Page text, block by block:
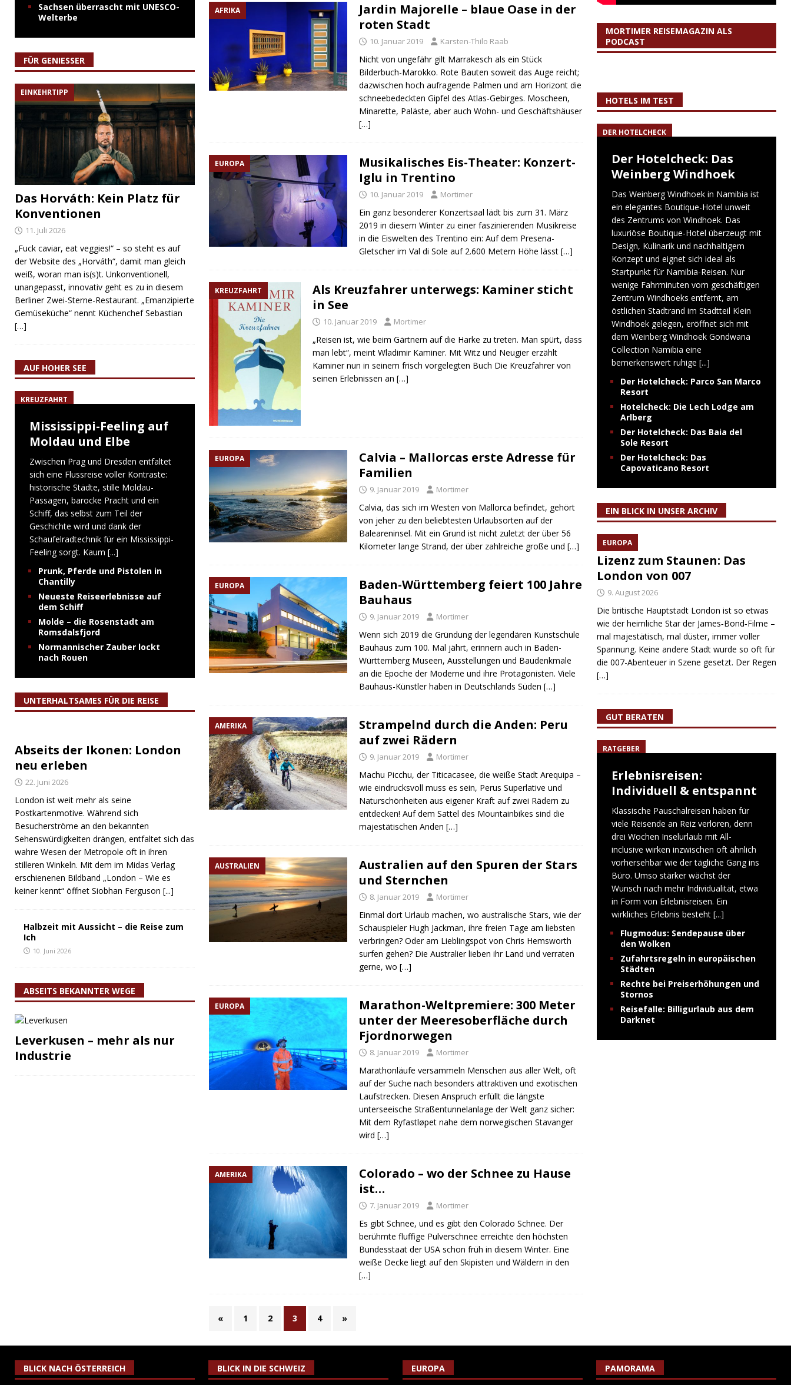
AFRIKA
Jardin Majorelle – blaue Oase in der
roten Stadt
10. Januar 2019 Karsten-Thilo Raab
Nicht von ungefähr gilt Marrakesch als ein Stück
Bilderbuch-Marokko. Rote Bauten soweit das Auge reicht;
dazwischen hoch aufragende Palmen und am Horizont die
schneebedeckten Gipfel des Atlas-Gebirges. Moscheen,
Minarette, Paläste, aber auch Wohn- und Geschäftshäuser
[…]
EUROPA
Musikalisches Eis-Theater: Konzert-
Iglu in Trentino
10. Januar 2019 Mortimer
Ein ganz besonderer Konzertsaal lädt bis zum 31. März
2019 in diesem Winter zu einer faszinierenden Musikreise
in die Eiswelten des Trentino ein: Auf dem Presena-
Gletscher im Val di Sole auf 2.600 Metern Höhe lässt […]
KREUZFAHRT
Als Kreuzfahrer unterwegs: Kaminer sticht
in See
10. Januar 2019 Mortimer
„Reisen ist, wie beim Gärtnern auf die Harke zu treten. Man spürt, dass
man lebt“, meint Wladimir Kaminer. Mit Witz und Neugier erzählt
Kaminer nun in seinem frisch vorgelegten Buch Die Kreuzfahrer von
seinen Erlebnissen an […]
EUROPA
Calvia – Mallorcas erste Adresse für
Familien
9. Januar 2019 Mortimer
Calvia, das sich im Westen von Mallorca befindet, gehört
von jeher zu den beliebtesten Urlaubsorten auf der
Baleareninsel. Mit ein Grund ist nicht zuletzt der über 56
Kilometer lange Strand, der über zahlreiche große und […]
EUROPA
Baden-Württemberg feiert 100 Jahre
Bauhaus
9. Januar 2019 Mortimer
Wenn sich 2019 die Gründung der legendären Kunstschule
Bauhaus zum 100. Mal jährt, erinnern auch in Baden-
Württemberg Museen, Ausstellungen und Baudenkmale
an die Epoche der Moderne und ihre Protagonisten. Viele
Bauhaus-Künstler haben in Deutschlands Süden […]
AMERIKA
Strampelnd durch die Anden: Peru
auf zwei Rädern
9. Januar 2019 Mortimer
Machu Picchu, der Titicacasee, die weiße Stadt Arequipa –
wie eindrucksvoll muss es sein, Perus Superlative und
Naturschönheiten aus eigener Kraft auf zwei Rädern zu
entdecken! Auf dem Sattel des Mountainbikes sind die
majestätischen Anden […]
AUSTRALIEN
Australien auf den Spuren der Stars
und Sternchen
8. Januar 2019 Mortimer
Einmal dort Urlaub machen, wo australische Stars, wie der
Schauspieler Hugh Jackman, ihre freien Tage am liebsten
verbringen? Oder am Lieblingspot von Chris Hemsworth
surfen gehen? Die Australier lieben ihr Land und verraten
gerne, wo […]
EUROPA
Marathon-Weltpremiere: 300 Meter
unter der Meeresoberfläche durch
Fjordnorwegen
8. Januar 2019 Mortimer
Marathonläufe versammeln Menschen aus aller Welt, oft
auf der Suche nach besonders attraktiven und exotischen
Laufstrecken. Diesen Anspruch erfüllt die längste
unterseeische Straßentunnelanlage der Welt ganz sicher:
Mit dem Ryfastløpet nahe dem norwegischen Stavanger
wird […]
AMERIKA
Colorado – wo der Schnee zu Hause
ist…
7. Januar 2019 Mortimer
Es gibt Schnee, und es gibt den Colorado Schnee. Der
berühmte fluffige Pulverschnee erreichte den höchsten
Bundesstaat der USA schon früh in diesem Winter. Eine
weiße Decke liegt auf den Skipisten und Wäldern in den
[…]
« 1 2 3 4 »
Sachsen überrascht mit UNESCO-
Welterbe
FÜR GENIESSER
EINKEHRTIPP
Das Horváth: Kein Platz für
Konventionen
11. Juli 2026
„Fuck caviar, eat veggies!“ – so steht es auf
der Website des „Horváth“, damit man gleich
weiß, woran man is(s)t. Unkonventionell,
unangepasst, innovativ geht es zu in diesem
Berliner Zwei-Sterne-Restaurant. „Emanzipierte
Gemüseküche“ nennt Küchenchef Sebastian
[…]
AUF HOHER SEE
KREUZFAHRT
Mississippi-Feeling auf
Moldau und Elbe
Zwischen Prag und Dresden entfaltet
sich eine Flussreise voller Kontraste:
historische Städte, stille Moldau-
Passagen, barocke Pracht und ein
Schiff, das selbst zum Teil der
Geschichte wird und dank der
Schaufelradtechnik für ein Mississippi-
Feeling sorgt. Kaum [...]
Prunk, Pferde und Pistolen in
Chantilly
Neueste Reiseerlebnisse auf
dem Schiff
Molde – die Rosenstadt am
Romsdalsfjord
Normannischer Zauber lockt
nach Rouen
UNTERHALTSAMES FÜR DIE REISE
Abseits der Ikonen: London
neu erleben
22. Juni 2026
London ist weit mehr als seine
Postkartenmotive. Während sich
Besucherströme an den bekannten
Sehenswürdigkeiten drängen, entfaltet sich das
wahre Wesen der Metropole oft in ihren
stilleren Winkeln. Mit dem im Midas Verlag
erschienenen Bildband „London – Wie es
keiner kennt“ öffnet Siobhan Ferguson [...]
Halbzeit mit Aussicht – die Reise zum
Ich
10. Juni 2026
ABSEITS BEKANNTER WEGE
Leverkusen – mehr als nur
Industrie
MORTIMER REISEMAGAZIN ALS
PODCAST
HOTELS IM TEST
DER HOTELCHECK
Der Hotelcheck: Das
Weinberg Windhoek
Das Weinberg Windhoek in Namibia ist
ein elegantes Boutique-Hotel unweit
des Zentrums von Windhoek. Das
luxuriöse Boutique-Hotel überzeugt mit
Design, Kulinarik und nachhaltigem
Konzept und eignet sich ideal als
Startpunkt für Namibia-Reisen. Nur
wenige Fahrminuten vom geschäftigen
Zentrum Windhoeks entfernt, am
östlichen Stadtrand im Stadtteil Klein
Windhoek gelegen, eröffnet sich mit
dem Weinberg Windhoek Gondwana
Collection Namibia eine
bemerkenswert ruhige [...]
Der Hotelcheck: Parco San Marco
Resort
Hotelcheck: Die Lech Lodge am
Arlberg
Der Hotelcheck: Das Baia del
Sole Resort
Der Hotelcheck: Das
Capovaticano Resort
EIN BLICK IN UNSER ARCHIV
EUROPA
Lizenz zum Staunen: Das
London von 007
9. August 2026
Die britische Hauptstadt London ist so etwas
wie der heimliche Star der James‑Bond‑Filme –
mal majestätisch, mal düster, immer voller
Spannung. Keine andere Stadt wurde so oft für
die 007-Abenteuer in Szene gesetzt. Der Regen
[…]
GUT BERATEN
RATGEBER
Erlebnisreisen:
Individuell & entspannt
Klassische Pauschalreisen haben für
viele Reisende an Reiz verloren, denn
drei Wochen Inselurlaub mit All-
inclusive wirken inzwischen oft ähnlich
vorhersehbar wie der tägliche Gang ins
Büro. Umso stärker wächst der
Wunsch nach mehr Individualität, etwa
in Form von Erlebnisreisen. Ein
wirkliches Erlebnis besteht [...]
Flugmodus: Sendepause über
den Wolken
Zufahrtsregeln in europäischen
Städten
Rechte bei Preiserhöhungen und
Stornos
Reisefalle: Billigurlaub aus dem
Darknet
BLICK NACH ÖSTERREICH BLICK IN DIE SCHWEIZ EUROPA PAMORAMA